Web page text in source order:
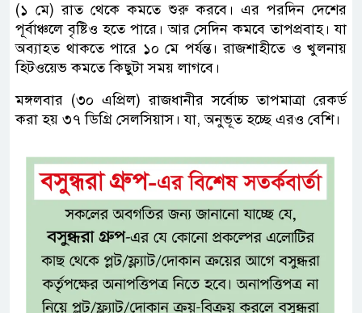
(১ মে) রাত থেকে কমতে শুরু করবে। এর পরদিন দেশের
পূর্বাঞ্চলে বৃষ্টিও হতে পারে। আর সেদিন কমবে তাপপ্রবাহ। যা
অব্যাহত থাকতে পারে ১০ মে পর্যন্ত। রাজশাহীতে ও খুলনায়
হিটওয়েভ কমতে কিছুটা সময় লাগবে।
মঙ্গলবার (৩০ এপ্রিল) রাজধানীর সর্বোচ্চ তাপমাত্রা রেকর্ড
করা হয় ৩৭ ডিগ্রি সেলসিয়াস। যা, অনুভূত হচ্ছে এরও বেশি।